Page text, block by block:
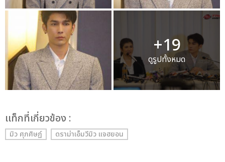
+19
ดูรูปทั้งหมด
เเท็กที่เกี่ยวข้อง :
มิว ศุภศิษฏ์ ดราม่าเอ็มวีมิว แจฮยอน